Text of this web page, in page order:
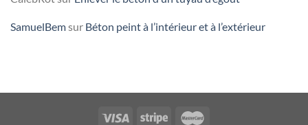
SamuelBemsur Béton peint à l’intérieur et à l’extérieur